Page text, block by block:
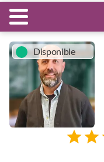
Disponible